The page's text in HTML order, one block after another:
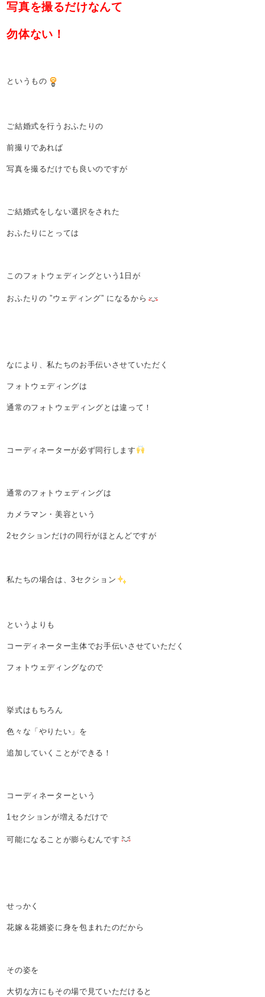
写真を撮るだけなんて
勿体ない！
というもの
ご結婚式を行うおふたりの
前撮りであれば
写真を撮るだけでも良いのですが
ご結婚式をしない選択をされた
おふたりにとっては
このフォトウェディングという1日が
おふたりの ”ウェディング” になるから
なにより、私たちのお手伝いさせていただく
フォトウェディングは
通常のフォトウェディングとは違って！
コーディネーターが必ず同行します
通常のフォトウェディングは
カメラマン・美容という
2セクションだけの同行がほとんどですが
私たちの場合は、3セクション
というよりも
コーディネーター主体でお手伝いさせていただく
フォトウェディングなので
挙式はもちろん
色々な「やりたい」を
追加していくことができる！
コーディネーターという
1セクションが増えるだけで
可能になることが膨らむんです
せっかく
花嫁＆花婿姿に身を包まれたのだから
その姿を
大切な方にもその場で見ていただけると